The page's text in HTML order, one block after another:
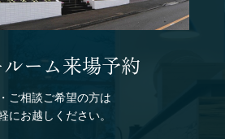
ーム来場予約
ご相談ご希望の方は
にお越しください。